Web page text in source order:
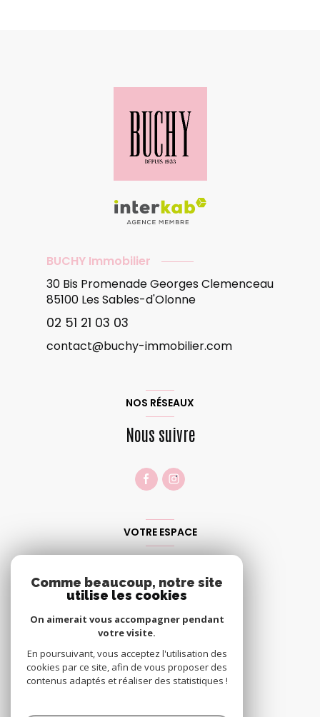
BUCHY Immobilier
30 Bis Promenade Georges Clemenceau
85100 Les Sables-d'Olonne
02 51 21 03 03
contact@buchy-immobilier.com
NOS RÉSEAUX
Nous suivre
VOTRE ESPACE
Comme beaucoup, notre site
utilise les cookies
On aimerait vous accompagner pendant
votre visite.
En poursuivant, vous acceptez l'utilisation des
cookies par ce site, afin de vous proposer des
contenus adaptés et réaliser des statistiques !